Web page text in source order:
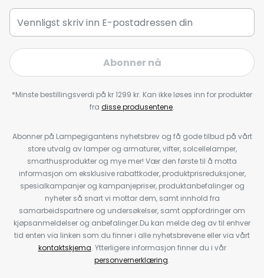
Abonner nå
*Minste bestillingsverdi på kr 1299 kr. Kan ikke løses inn for produkter
fra disse produsentene.
Abonner på Lampegigantens nyhetsbrev og få gode tilbud på vårt
store utvalg av lamper og armaturer, vifter, solcellelamper,
smarthusprodukter og mye mer! Vær den første til å motta
informasjon om eksklusive rabattkoder, produktprisreduksjoner,
spesialkampanjer og kampanjepriser, produktanbefalinger og
nyheter så snart vi mottar dem, samt innhold fra
samarbeidspartnere og undersøkelser, samt oppfordringer om
kjøpsanmeldelser og anbefalinger.Du kan melde deg av til enhver
tid enten via linken som du finner i alle nyhetsbrevene eller via vårt
kontaktskjema. Ytterligere informasjon finner du i vår
personvernerklæring.